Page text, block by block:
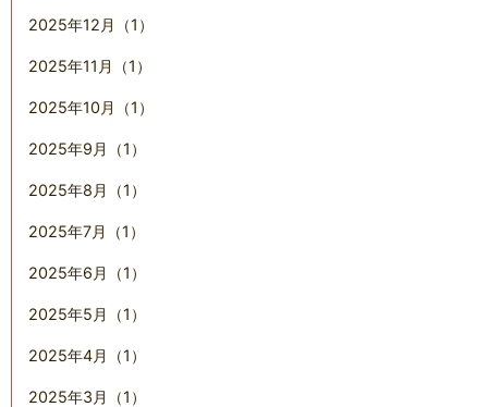
2025年12月（1）
2025年11月（1）
2025年10月（1）
2025年9月（1）
2025年8月（1）
2025年7月（1）
2025年6月（1）
2025年5月（1）
2025年4月（1）
2025年3月（1）